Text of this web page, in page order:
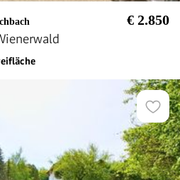
€ 2.850